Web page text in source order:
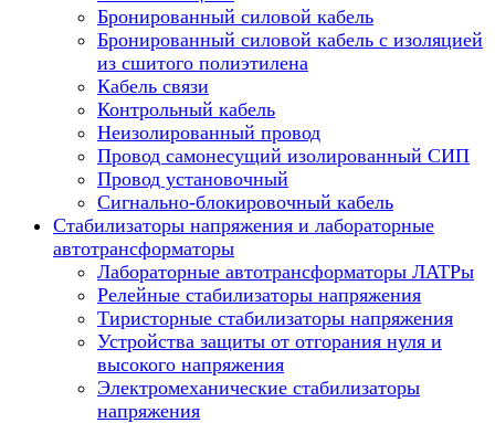
Бронированный силовой кабель
Бронированный силовой кабель с изоляцией
из сшитого полиэтилена
Кабель связи
Контрольный кабель
Неизолированный провод
Провод самонесущий изолированный СИП
Провод установочный
Сигнально-блокировочный кабель
Стабилизаторы напряжения и лабораторные
автотрансформаторы
Лабораторные автотрансформаторы ЛАТРы
Релейные стабилизаторы напряжения
Тиристорные стабилизаторы напряжения
Устройства защиты от отгорания нуля и
высокого напряжения
Электромеханические стабилизаторы
напряжения